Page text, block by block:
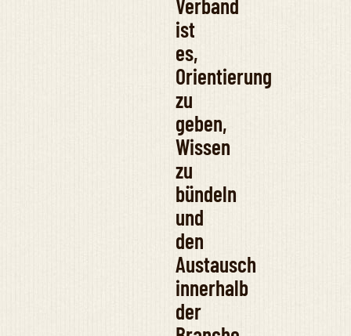
Verband
ist
es,
Orientierung
zu
geben,
Wissen
zu
bündeln
und
den
Austausch
innerhalb
der